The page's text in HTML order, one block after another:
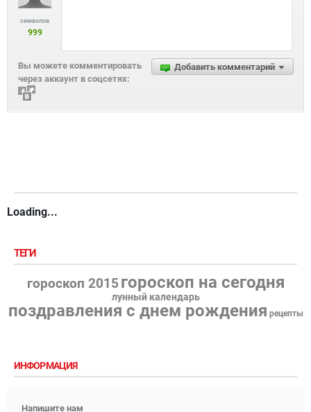
символов
999
Добавить комментарий
Вы можете комментировать
через аккаунт в соцсетях:
Loading...
ТЕГИ
гороскоп 2015 гороскоп на сегодня
лунный календарь
поздравления с днем рождения рецепты
ИНФОРМАЦИЯ
Напишите нам